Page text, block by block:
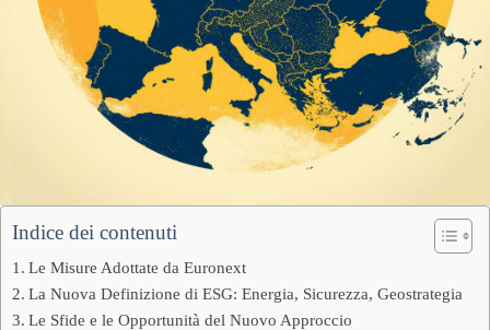
Indice dei contenuti
Le Misure Adottate da Euronext
La Nuova Definizione di ESG: Energia, Sicurezza, Geostrategia
Le Sfide e le Opportunità del Nuovo Approccio